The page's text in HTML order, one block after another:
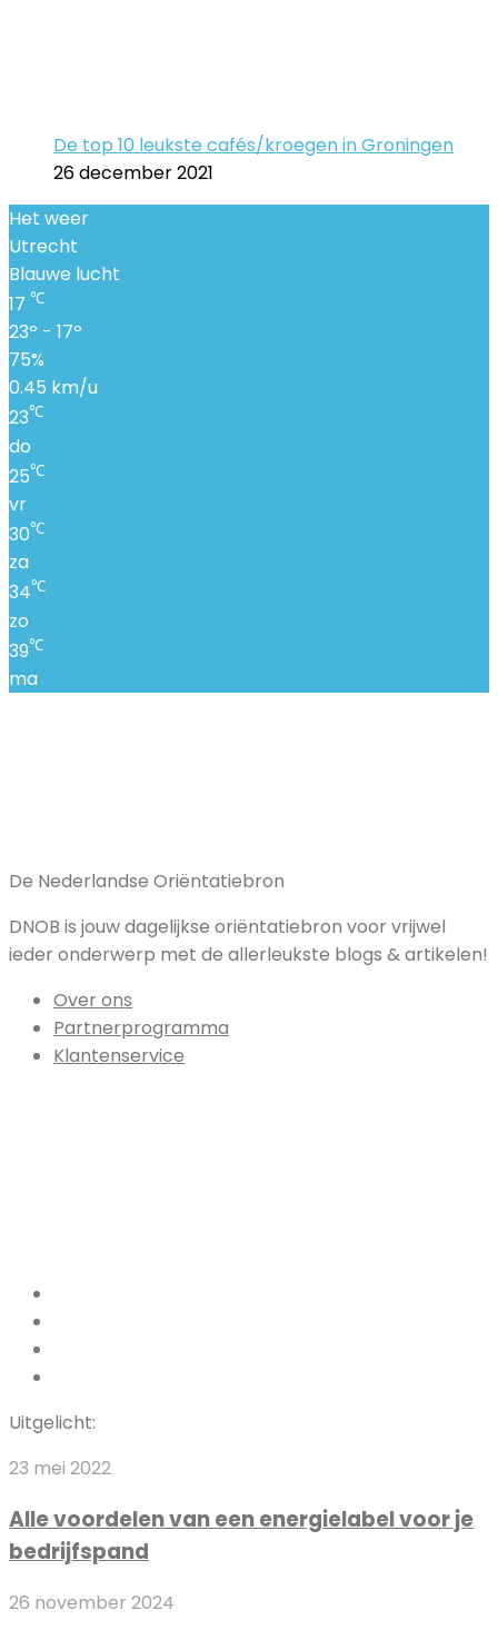
De top 10 leukste cafés/kroegen in Groningen
26 december 2021
Het weer
Utrecht
Blauwe lucht
17 ℃
23º - 17º
75%
0.45 km/u
23℃
do
25℃
vr
30℃
za
34℃
zo
39℃
ma
De Nederlandse Oriëntatiebron
DNOB is jouw dagelijkse oriëntatiebron voor vrijwel
ieder onderwerp met de allerleukste blogs & artikelen!
Over ons
Partnerprogramma
Klantenservice
Uitgelicht:
Alle
van
een
voor
23 mei 2022
Alle voordelen van een energielabel voor je
bedrijfspand
6
26 november 2024